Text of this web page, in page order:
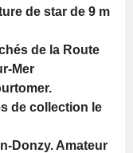
de star de 9 m
de la Route
Mer
de collection le
Donzy. Amateur